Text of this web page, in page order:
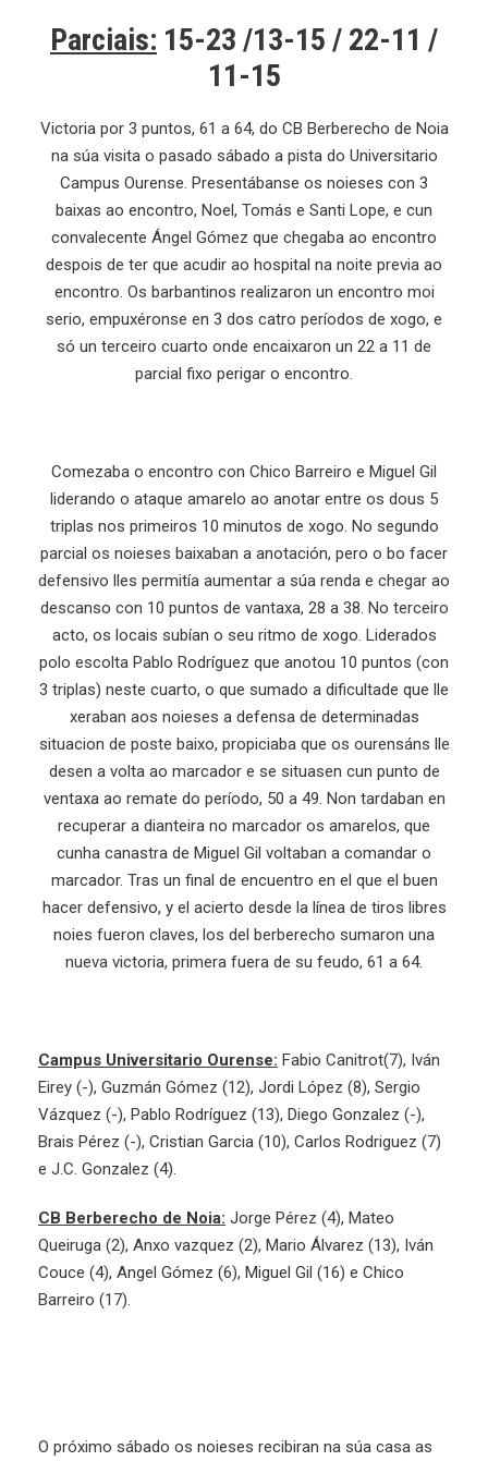
Parciais: 15-23 /13-15 / 22-11 /
11-15
Victoria por 3 puntos, 61 a 64, do CB Berberecho de Noia
na súa visita o pasado sábado a pista do Universitario
Campus Ourense. Presentábanse os noieses con 3
baixas ao encontro, Noel, Tomás e Santi Lope, e cun
convalecente Ángel Gómez que chegaba ao encontro
despois de ter que acudir ao hospital na noite previa ao
encontro. Os barbantinos realizaron un encontro moi
serio, empuxéronse en 3 dos catro períodos de xogo, e
só un terceiro cuarto onde encaixaron un 22 a 11 de
parcial fixo perigar o encontro.
Comezaba o encontro con Chico Barreiro e Miguel Gil
liderando o ataque amarelo ao anotar entre os dous 5
triplas nos primeiros 10 minutos de xogo. No segundo
parcial os noieses baixaban a anotación, pero o bo facer
defensivo lles permitía aumentar a súa renda e chegar ao
descanso con 10 puntos de vantaxa, 28 a 38. No terceiro
acto, os locais subían o seu ritmo de xogo. Liderados
polo escolta Pablo Rodríguez que anotou 10 puntos (con
3 triplas) neste cuarto, o que sumado a dificultade que lle
xeraban aos noieses a defensa de determinadas
situacion de poste baixo, propiciaba que os ourensáns lle
desen a volta ao marcador e se situasen cun punto de
ventaxa ao remate do período, 50 a 49. Non tardaban en
recuperar a dianteira no marcador os amarelos, que
cunha canastra de Miguel Gil voltaban a comandar o
marcador. Tras un final de encuentro en el que el buen
hacer defensivo, y el acierto desde la línea de tiros libres
noies fueron claves, los del berberecho sumaron una
nueva victoria, primera fuera de su feudo, 61 a 64.
Campus Universitario Ourense: Fabio Canitrot(7), Iván
Eirey (-), Guzmán Gómez (12), Jordi López (8), Sergio
Vázquez (-), Pablo Rodríguez (13), Diego Gonzalez (-),
Brais Pérez (-), Cristian Garcia (10), Carlos Rodriguez (7)
e J.C. Gonzalez (4).
CB Berberecho de Noia: Jorge Pérez (4), Mateo
Queiruga (2), Anxo vazquez (2), Mario Álvarez (13), Iván
Couce (4), Angel Gómez (6), Miguel Gil (16) e Chico
Barreiro (17).
O próximo sábado os noieses recibiran na súa casa as